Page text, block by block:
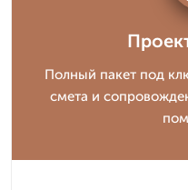
Полный пакет под
смета и